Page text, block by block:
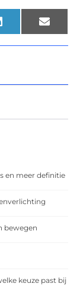
LinkedIn Email
en meer definitie
bewegen
keuze past bij